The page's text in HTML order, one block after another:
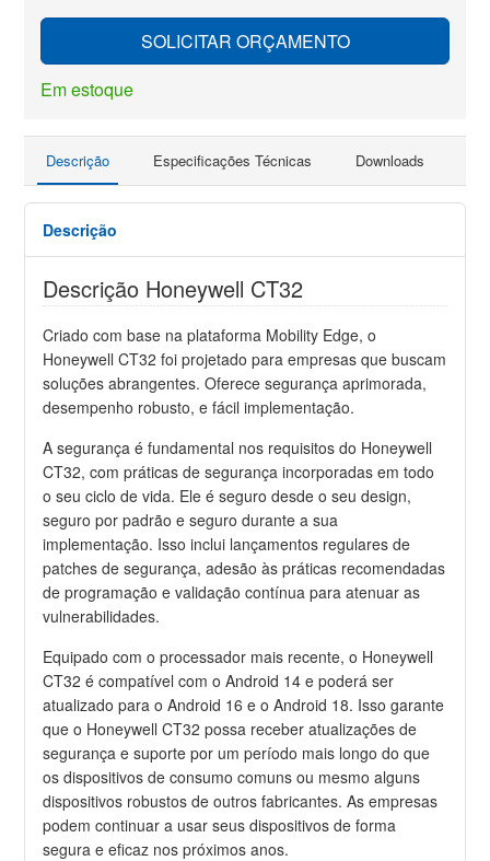
SOLICITAR ORÇAMENTO
Em estoque
Descrição Especificações Técnicas Downloads
Descrição
Descrição Honeywell CT32
Criado com base na plataforma Mobility Edge, o
Honeywell CT32 foi projetado para empresas que buscam
soluções abrangentes. Oferece segurança aprimorada,
desempenho robusto, e fácil implementação.
A segurança é fundamental nos requisitos do Honeywell
CT32, com práticas de segurança incorporadas em todo
o seu ciclo de vida. Ele é seguro desde o seu design,
seguro por padrão e seguro durante a sua
implementação. Isso inclui lançamentos regulares de
patches de segurança, adesão às práticas recomendadas
de programação e validação contínua para atenuar as
vulnerabilidades.
Equipado com o processador mais recente, o Honeywell
CT32 é compatível com o Android 14 e poderá ser
atualizado para o Android 16 e o Android 18. Isso garante
que o Honeywell CT32 possa receber atualizações de
segurança e suporte por um período mais longo do que
os dispositivos de consumo comuns ou mesmo alguns
dispositivos robustos de outros fabricantes. As empresas
podem continuar a usar seus dispositivos de forma
segura e eficaz nos próximos anos.